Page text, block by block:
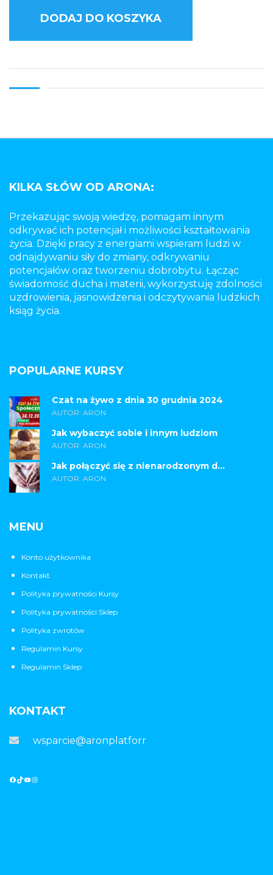
DODAJ DO KOSZYKA
KILKA SŁÓW OD ARONA:
Przekazując swoją wiedzę, pomagam innym
odkrywać ich potencjał i możliwości kształtowania
życia. Dzięki pracy z energiami wspieram ludzi w
odnajdywaniu siły do zmiany, odkrywaniu
potencjałów oraz tworzeniu dobrobytu. Łącząc
świadomość ducha i materii, wykorzystuję zdolności
uzdrowienia, jasnowidzenia i odczytywania ludzkich
ksiąg życia.
POPULARNE KURSY
Czat na żywo z dnia 30 grudnia 2024
AUTOR: ARON
Jak wybaczyć sobie i innym ludziom
AUTOR: ARON
Jak połączyć się z nienarodzonym d...
AUTOR: ARON
MENU
Konto użytkownika
Kontakt
Polityka prywatności Kursy
Polityka prywatności Sklep
Polityka zwrotów
Regulamin Kursy
Regulamin Sklep
KONTAKT
wsparcie@aronplatforma.pl